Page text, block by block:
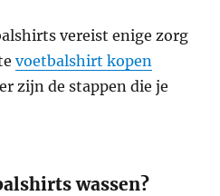
vereist enige zorg
voetbalshirt kopen
zijn de stappen die je
wassen?